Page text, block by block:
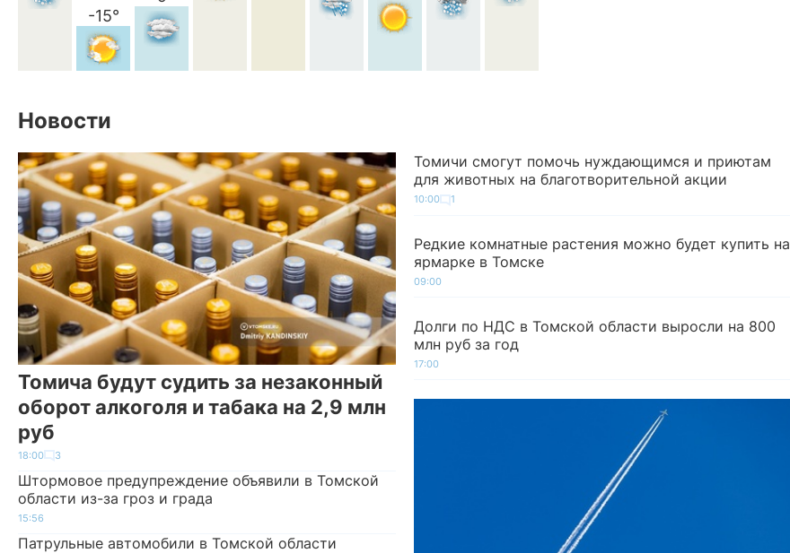
-15°
Новости
Томича будут судить за незаконный
оборот алкоголя и табака на 2,9 млн
руб
18:00 3
Штормовое предупреждение объявили в Томской
области из-за гроз и града
15:56
Патрульные автомобили в Томской области
Томичи смогут помочь нуждающимся и приютам
для животных на благотворительной акции
10:00 1
Редкие комнатные растения можно будет купить на
ярмарке в Томске
09:00
Долги по НДС в Томской области выросли на 800
млн руб за год
17:00